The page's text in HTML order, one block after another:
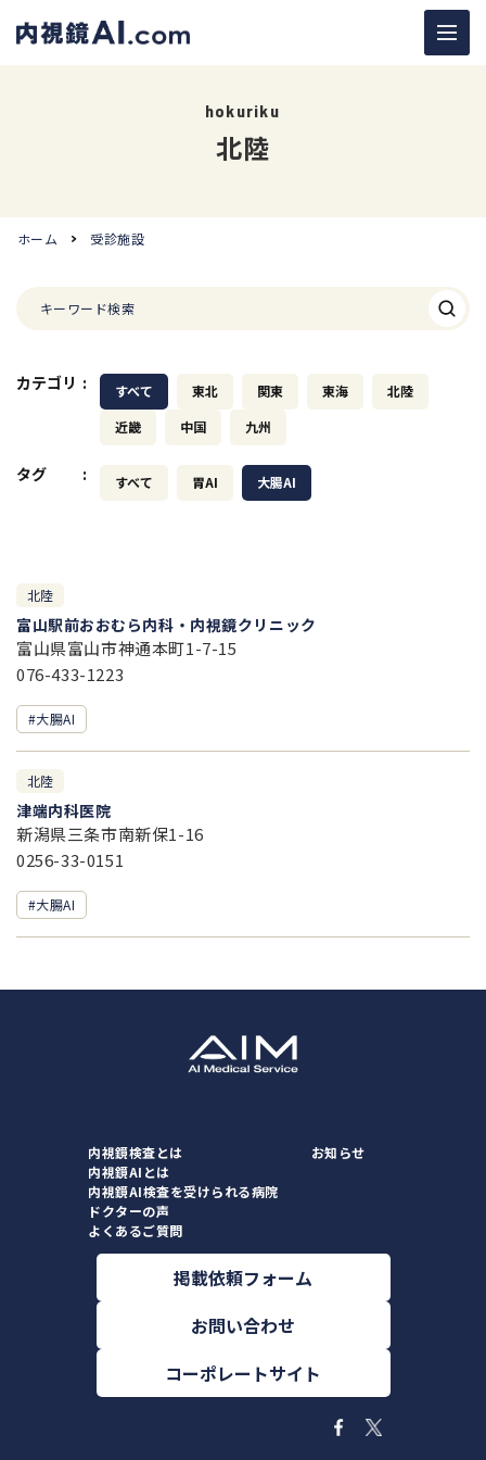
hokuriku
北陸
ホーム 受診施設
カテゴリ : すべて 東北 関東 東海
北陸
近畿
中国 九州
タグ : すべて 胃AI 大腸AI
北陸
富山駅前おおむら内科・内視鏡クリニック
富山県富山市神通本町1-7-15
076-433-1223
#大腸AI
北陸
津端内科医院
新潟県三条市南新保1-16
0256-33-0151
#大腸AI
内視鏡検査とは
内視鏡AIとは
内視鏡AI検査を受けられる病院
ドクターの声
よくあるご質問
お知らせ
掲載依頼フォーム
お問い合わせ
コーポレートサイト